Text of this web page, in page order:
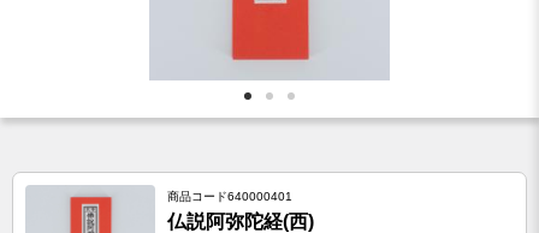
商品コード640000401
仏説阿弥陀経(西)